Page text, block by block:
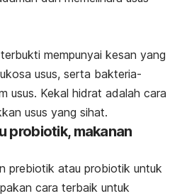
mempunyai kesan yang
usus, serta bakteria-
usus. Kekal hidrat adalah cara
usus yang sihat.
probiotik, makanan
prebiotik atau probiotik untuk
cara terbaik untuk